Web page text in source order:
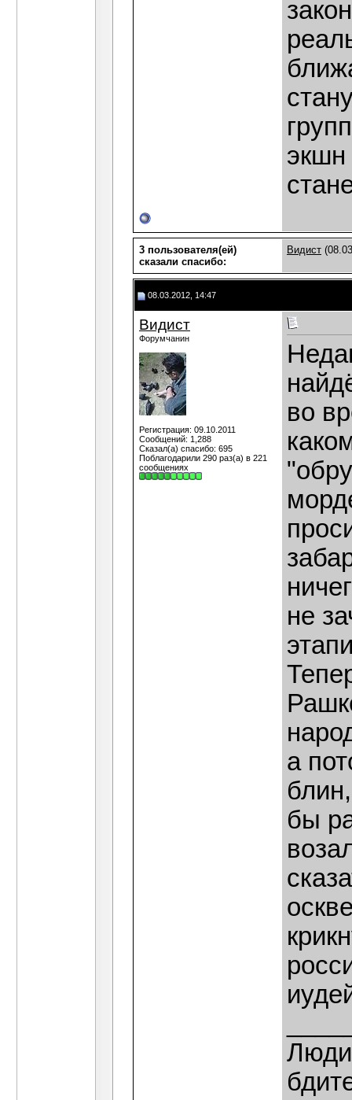
3 пользователя(ей)
сказали cпасибо:
Видист
08.03.2012, 14:47
Видист
Форумчанин
Регистрация: 09.10.2011
Сообщений: 1,288
Сказал(а) спасибо: 695
Поблагодарили 290 раз(а) в 221
сообщениях
во
не
а
бы